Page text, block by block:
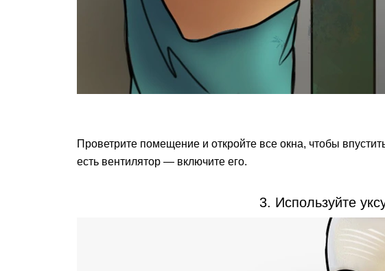
Проветрите помещение и откройте все окна, чтобы
есть вентилятор — включите его.
3. Используйте